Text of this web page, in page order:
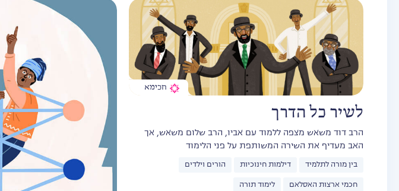
חכימא
לשיר כל הדרך
הרב דוד משאש מצפה ללמוד עם אביו, הרב שלום משאש, אך
האב מעדיף את השירה המשותפת על פני הלימוד
בין מורה לתלמיד דילמות חינוכיות הורים וילדים
חכמי ארצות האסלאם לימוד תורה